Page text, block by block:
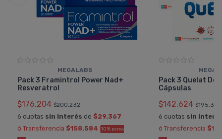
MEGALABS
Pack 3 Framintrol Power Nad+
Resveratrol
$176.204 $200.232
6 cuotas sin interés de $29.367
ó Transferencia $158.584 10% EXTRA
Pack 3 Quelat
Cápsulas
$142.624 $195.375
6 cuotas sin
ó Transferencia